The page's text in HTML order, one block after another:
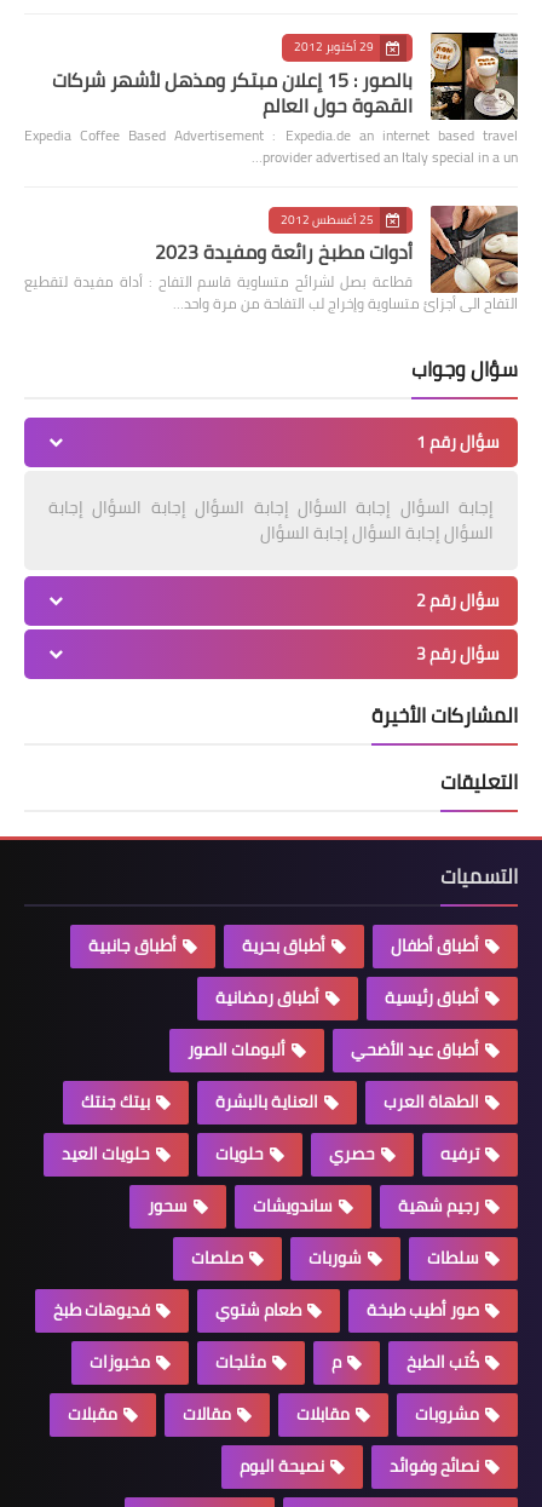
29 أكتوبر 2012
بالصور : 15 إعلان مبتكر ومذهل لأشهر شركات
القهوة حول العالم
Expedia Coffee Based Advertisement : Expedia.de an internet based travel
provider advertised an Italy special in a un…
25 أغسطس 2012
أدوات مطبخ رائعة ومفيدة 2023
قطاعة بصل لشرائح متساوية قاسم التفاح : أداة مفيدة لتقطيع
التفاح الى أجزائ متساوية وإخراج لب التفاحة من مرة واحد…
سؤال وجواب
سؤال رقم 1
إجابة السؤال إجابة السؤال إجابة السؤال إجابة السؤال إجابة
السؤال إجابة السؤال إجابة السؤال
سؤال رقم 2
سؤال رقم 3
المشاركات الأخيرة
التعليقات
التسميات
أطباق أطفال أطباق بحرية
أطباق جانبية
أطباق رئيسية
أطباق رمضانية
أطباق عيد الأضحي
ألبومات الصور
الطهاة العرب
العناية بالبشرة
بيتك جنتك
ترفيه
حصري حلويات
حلويات العيد
رجيم شهية
ساندويشات
سحور
سلطات
شوربات
صلصات
صور أطيب طبخة
طعام شتوي
فديوهات طبخ
كُتب الطبخ
م مثلجات
مخبوزات
مشروبات
مقابلات مقالات
مقبلات
نصائح وفوائد
نصيحة اليوم